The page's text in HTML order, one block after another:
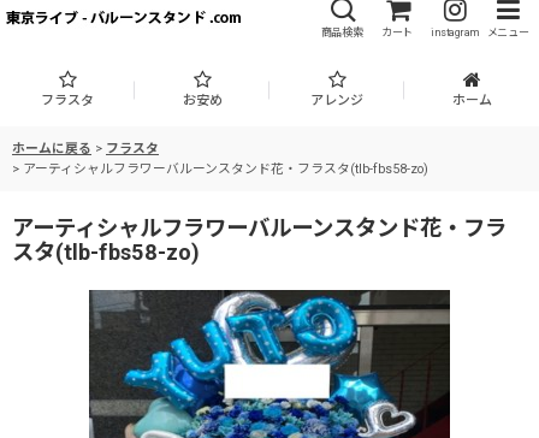
商品検索 カート instagram メニュー
フラスタ お安め アレンジ ホーム
ホームに戻る > フラスタ
> アーティシャルフラワーバルーンスタンド花・フラスタ(tlb-fbs58-zo)
アーティシャルフラワーバルーンスタンド花・フラ
スタ(tlb-fbs58-zo)